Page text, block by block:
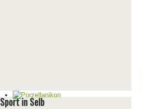
Sport in Selb